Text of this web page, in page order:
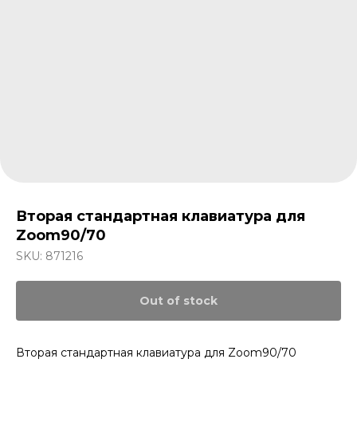
Вторая стандартная клавиатура для
Zoom90/70
SKU: 871216
Out of stock
Вторая стандартная клавиатура для Zoom90/70